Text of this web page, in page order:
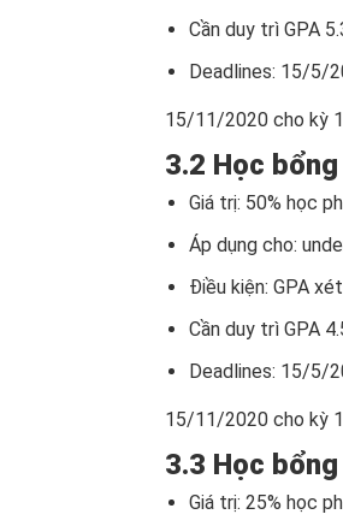
Cần duy trì GPA
Deadlines: 15/5/
15/11/2020 cho kỳ
3.2 Học bổng
Giá trị: 50% học
Áp dụng cho:
Điều kiện: GPA
Cần duy trì GPA
Deadlines: 15/5/
15/11/2020 cho kỳ
3.3 Học bổng
Giá trị: 25% học